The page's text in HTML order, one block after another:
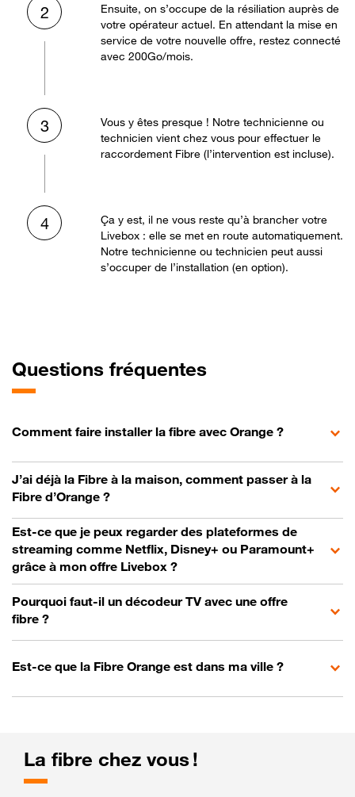
2
Ensuite, on s’occupe de la résiliation auprès de
votre opérateur actuel. En attendant la mise en
service de votre nouvelle offre, restez connecté
avec 200Go/mois.
3
Vous y êtes presque ! Notre technicienne ou
technicien vient chez vous pour effectuer le
raccordement Fibre (l’intervention est incluse).
4
Ça y est, il ne vous reste qu’à brancher votre
Livebox : elle se met en route automatiquement.
Notre technicienne ou technicien peut aussi
s’occuper de l’installation (en option).
Questions fréquentes
Comment faire installer la fibre avec Orange ?
J’ai déjà la Fibre à la maison, comment passer à la
Fibre d’Orange ?
Est-ce que je peux regarder des plateformes de
streaming comme Netflix, Disney+ ou Paramount+
grâce à mon offre Livebox ?
Pourquoi faut-il un décodeur TV avec une offre
fibre ?
Est-ce que la Fibre Orange est dans ma ville ?
La fibre chez vous !